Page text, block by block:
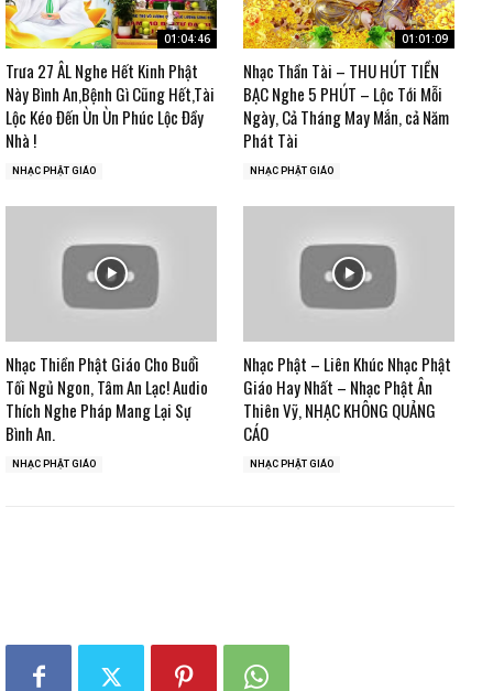
01:04:46
Trưa 27 ÂL Nghe Hết Kinh Phật
Này Bình An,Bệnh Gì Cũng Hết,Tài
Lộc Kéo Đến Ùn Ùn Phúc Lộc Đầy
Nhà !
NHẠC PHẬT GIÁO
01:01:09
Nhạc Thần Tài – THU HÚT TIỀN
BẠC Nghe 5 PHÚT – Lộc Tới Mỗi
Ngày, Cả Tháng May Mắn, cả Năm
Phát Tài
NHẠC PHẬT GIÁO
Nhạc Thiền Phật Giáo Cho Buổi
Tối Ngủ Ngon, Tâm An Lạc! Audio
Thích Nghe Pháp Mang Lại Sự
Bình An.
NHẠC PHẬT GIÁO
Nhạc Phật – Liên Khúc Nhạc Phật
Giáo Hay Nhất – Nhạc Phật Ân
Thiên Vỹ, NHẠC KHÔNG QUẢNG
CÁO
NHẠC PHẬT GIÁO